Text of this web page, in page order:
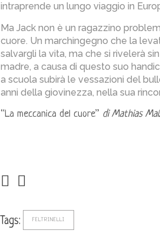
intraprende un lungo viaggio in
Ma Jack non è un ragazzino
cuore. Un marchingegno che la
salvargli la vita, ma che si rivelerà
madre, a causa di questo suo
a scuola subirà le vessazioni del
anni della giovinezza, nella sua
“La meccanica del cuore” di Mathias
Tags: FELTRINELLI